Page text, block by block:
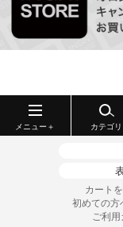
メニュー＋ カテゴリ
カート
初めての方
ご利用